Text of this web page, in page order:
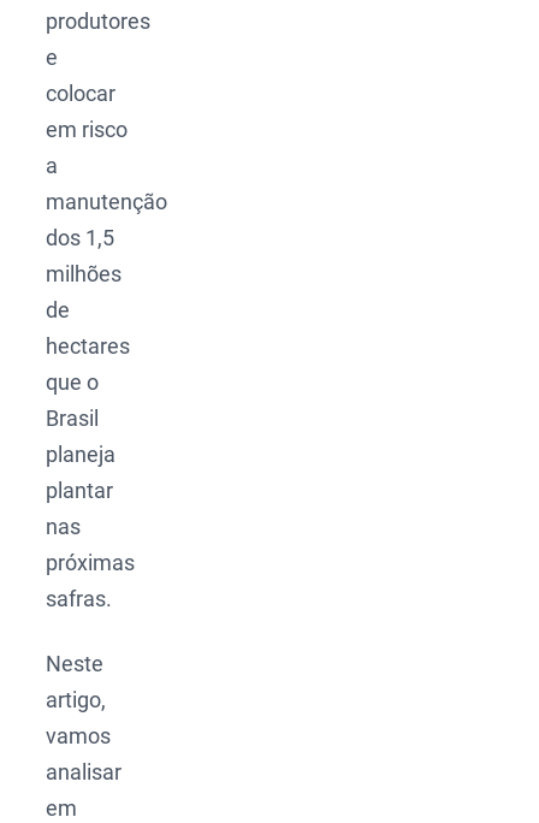
produtores
e
colocar
em risco
a
manutenção
dos 1,5
milhões
de
hectares
que o
Brasil
planeja
plantar
nas
próximas
safras.
Neste
artigo,
vamos
analisar
em